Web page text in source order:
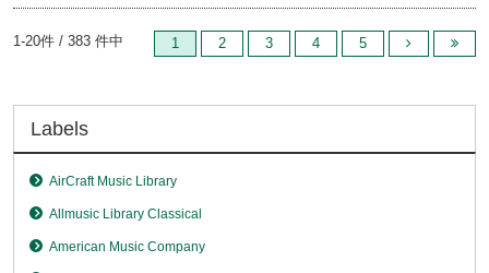
1-20件 / 383 件中 1 2 3 4 5
Labels
AirCraft Music Library
Allmusic Library Classical
American Music Company